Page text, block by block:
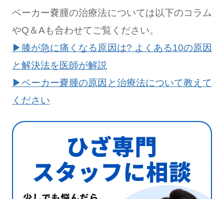
ベーカー嚢腫の治療法については以下のコラム
やQ＆Aも合わせてご覧ください。
▶膝が急に痛くなる原因は? よくある10の原因
と解決法を医師が解説
▶ベーカー嚢腫の原因と治療法について教えて
ください